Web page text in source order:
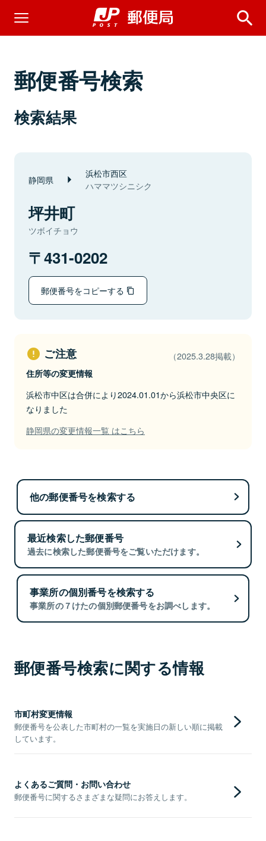
郵便番号検索
検索結果
静岡県 浜松市西区
ハママツシニシク
坪井町
ツボイチョウ
431-0202
郵便番号をコピーする
ご注意 （2025.3.28掲載）
住所等の変更情報
浜松市中区は合併により2024.01.01から浜松市中央区に
なりました
静岡県の変更情報一覧 はこちら
他の郵便番号を検索する
最近検索した郵便番号
過去に検索した郵便番号をご覧いただけます。
事業所の個別番号を検索する
事業所の７けたの個別郵便番号をお調べします。
郵便番号検索に関する情報
市町村変更情報
郵便番号を公表した市町村の一覧を実施日の新しい順に掲載
しています。
よくあるご質問・お問い合わせ
郵便番号に関するさまざまな疑問にお答えします。